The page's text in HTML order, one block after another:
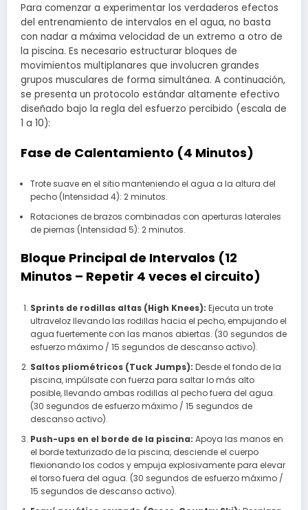
Para comenzar a experimentar los verdaderos efectos
del entrenamiento de intervalos en el agua, no basta
con nadar a máxima velocidad de un extremo a otro de
la piscina. Es necesario estructurar bloques de
movimientos multiplanares que involucren grandes
grupos musculares de forma simultánea. A continuación,
se presenta un protocolo estándar altamente efectivo
diseñado bajo la regla del esfuerzo percibido (escala de
1 a 10):
Fase de Calentamiento (4 Minutos)
Trote suave en el sitio manteniendo el agua a la altura del
pecho (Intensidad 4): 2 minutos.
Rotaciones de brazos combinadas con aperturas laterales
de piernas (Intensidad 5): 2 minutos.
Bloque Principal de Intervalos (12
Minutos – Repetir 4 veces el circuito)
Sprints de rodillas altas (High Knees): Ejecuta un trote
ultraveloz llevando las rodillas hacia el pecho, empujando el
agua fuertemente con las manos abiertas. (30 segundos de
esfuerzo máximo / 15 segundos de descanso activo).
Saltos pliométricos (Tuck Jumps): Desde el fondo de la
piscina, impúlsate con fuerza para saltar lo más alto
posible, llevando ambas rodillas al pecho fuera del agua.
(30 segundos de esfuerzo máximo / 15 segundos de
descanso activo).
Push-ups en el borde de la piscina: Apoya las manos en
el borde texturizado de la piscina, desciende el cuerpo
flexionando los codos y empuja explosivamente para elevar
el torso fuera del agua. (30 segundos de esfuerzo máximo /
15 segundos de descanso activo).